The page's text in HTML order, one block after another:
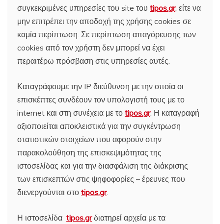
συγκεκριμένες υπηρεσίες του site του tipos.gr, είτε να
μην επιτρέπει την αποδοχή της χρήσης cookies σε
καμία περίπτωση. Σε περίπτωση απαγόρευσης των
cookies από τον χρήστη δεν μπορεί να έχει
περαιτέρω πρόσβαση στις υπηρεσίες αυτές.
Καταγράφουμε την IP διεύθυνση με την οποία οι
επισκέπτες συνδέουν τον υπολογιστή τους με το
internet και στη συνέχεια με το tipos.gr. Η καταγραφή
αξιοποιείται αποκλειστικά για την συγκέντρωση
στατιστικών στοιχείων που αφορούν στην
παρακολούθηση της επισκεψιμότητας της
ιστοσελίδας και για την διασφάλιση της διάκρισης
των επισκεπτών στις ψηφοφορίες – έρευνες που
διενεργούνται στο tipos.gr.
Η ιστοσελίδα tipos.grδιατηρεί αρχεία με τα